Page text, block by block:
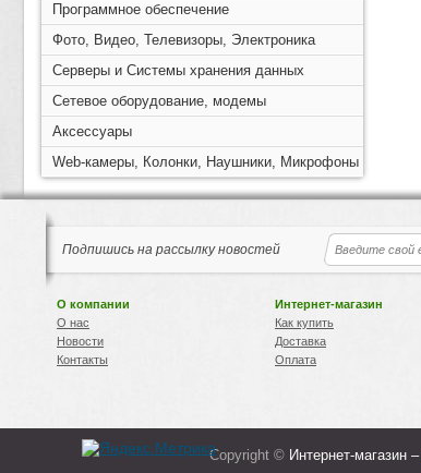
Программное обеспечение
Фото, Видео, Телевизоры, Электроника
Серверы и Системы хранения данных
Сетевое оборудование, модемы
Аксессуары
Web-камеры, Колонки, Наушники, Микрофоны
Подпишись на рассылку новостей
О компании
О нас
Новости
Контакты
Интернет-магазин
Как купить
Доставка
Оплата
Copyright © Интернет-магазин –